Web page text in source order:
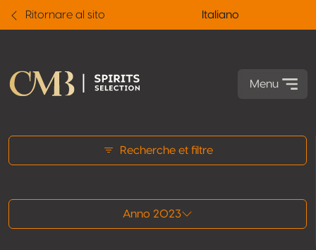
Ritornare al sito Italiano
Menu
Recherche et filtre
Anno 2023